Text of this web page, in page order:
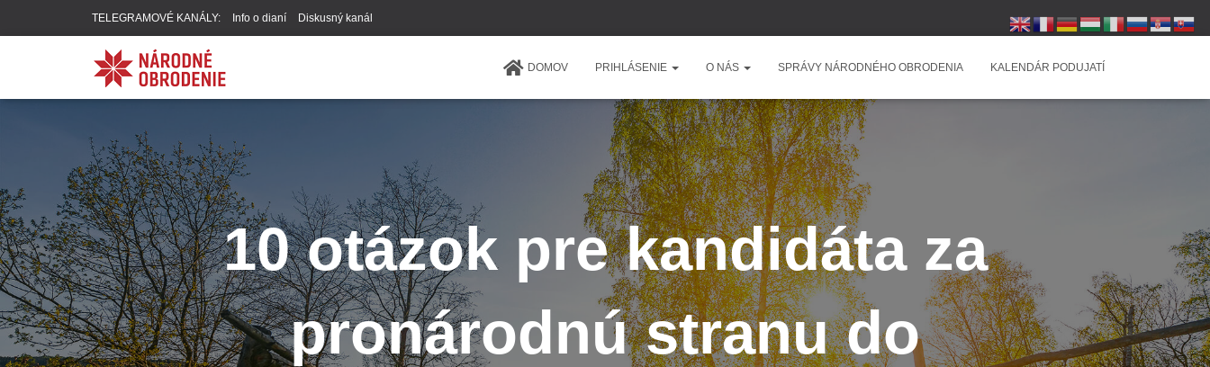
TELEGRAMOVÉ KANÁLY: Info o dianí Diskusný kanál
DOMOV PRIHLÁSENIE O NÁS SPRÁVY NÁRODNÉHO OBRODENIA KALENDÁR PODUJATÍ
10 otázok pre kandidáta za
pronárodnú stranu do